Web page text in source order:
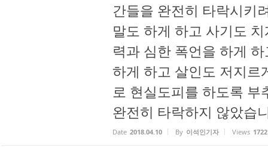
간들을 완전히 타락시키
말도 하게 하고 사기도
력과 심한 폭언을 하게
하게 하고 살인도 저지
로 현실도피를 하도록
완전히 타락하지 않았습
Date 2018.04.10 By 이석인기자 Views 1722